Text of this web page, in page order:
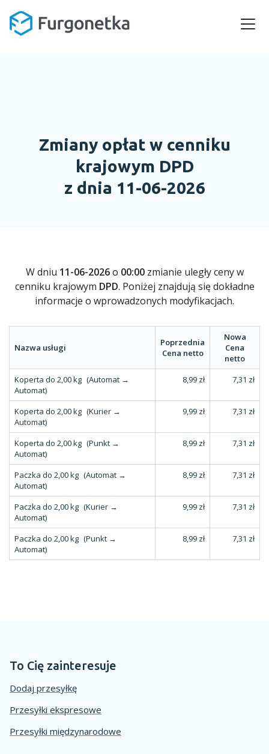
Zmiany opłat w cenniku
krajowym DPD
z dnia 11-06-2026
W dniu 11-06-2026o 00:00zmianie uległy ceny w
cenniku krajowym DPD. Poniżej znajdują się dokładne
informacje o wprowadzonych modyfikacjach.
Nazwa usługi
Poprzednia
Cena netto
Nowa
Cena
netto
Koperta do 2,00 kg (Automat →
Automat)
8,99 zł 7,31 zł
Koperta do 2,00 kg (Kurier →
Automat)
9,99 zł 7,31 zł
Koperta do 2,00 kg (Punkt →
Automat)
8,99 zł 7,31 zł
Paczka do 2,00 kg (Automat →
Automat)
8,99 zł 7,31 zł
Paczka do 2,00 kg (Kurier →
Automat)
9,99 zł 7,31 zł
Paczka do 2,00 kg (Punkt →
Automat)
8,99 zł 7,31 zł
To Cię zainteresuje
Dodaj przesyłkę
Przesyłki ekspresowe
Przesyłki międzynarodowe